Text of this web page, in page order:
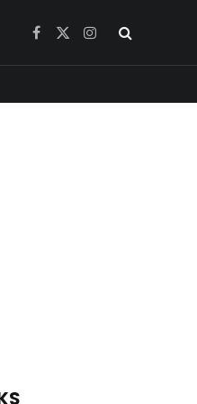
Facebook
X
Instagram